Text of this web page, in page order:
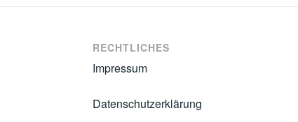
RECHTLICHES
Impressum
Datenschutzerklärung